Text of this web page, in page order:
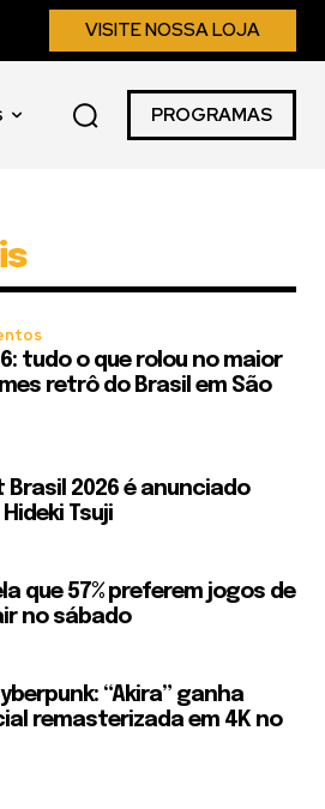
VISITE NOSSA LOJA
PROGRAMAS
tudo o que rolou no maior
retrô do Brasil em São
Brasil 2026 é anunciado
Tsuji
que 57% preferem jogos de
no sábado
“Akira” ganha
remasterizada em 4K no